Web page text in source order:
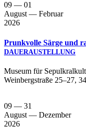
09 — 01
August— Februar
2026
Prunkvolle Särge und
DAUERAUSTELLUNG
Muse­um für
Wein­berg­stra­ße 25–27,
09 — 31
August — Dezember
2026